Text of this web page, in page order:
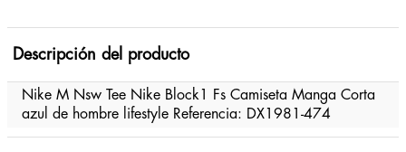
Descripción del producto
Nike M Nsw Tee Nike Block1 Fs Camiseta Manga Corta
azul de hombre lifestyle Referencia: DX1981-474